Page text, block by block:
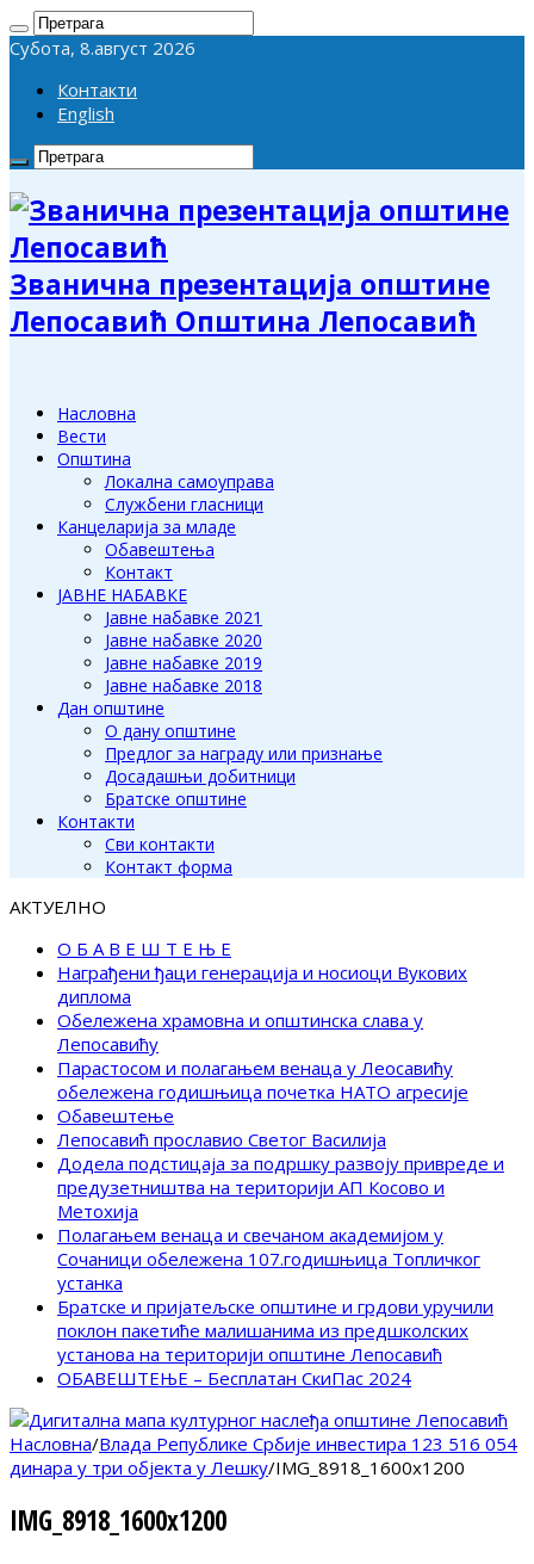
Субота, 8.август 2026
Контакти
English
Званична презентација општине
Лепосавић Општина Лепосавић
Насловна
Вести
Општина
Локална самоуправа
Службени гласници
Канцеларија за младе
Обавештења
Контакт
ЈАВНЕ НАБАВКЕ
Јавне набавке 2021
Јавне набавке 2020
Јавне набавке 2019
Јавне набавке 2018
Дан општине
О дану општине
Предлог за награду или признање
Досадашњи добитници
Братске општине
Контакти
Сви контакти
Контакт форма
АКТУЕЛНО
О Б А В Е Ш Т Е Њ Е
Награђени ђаци генерација и носиоци Вукових
диплома
Обележена храмовна и општинска слава у
Лепосавићу
Парастосом и полагањем венаца у Леосавићу
обележена годишњица почетка НАТО агресије
Обавештење
Лепосавић прославио Светог Василија
Додела подстицаја за подршку развоју привреде и
предузетништва на територији АП Косово и
Метохија
Полагањем венаца и свечаном академијом у
Сочаници обележена 107.годишњица Топличког
устанка
Братске и пријатељске општине и грдови уручили
поклон пакетиће малишанима из предшколских
установа на територији општине Лепосавић
ОБАВЕШТЕЊЕ – Бесплатан СкиПас 2024
Насловна/Влада Републике Србије инвестира 123 516 054
динара у три објекта у Лешку/IMG_8918_1600x1200
IMG_8918_1600x1200